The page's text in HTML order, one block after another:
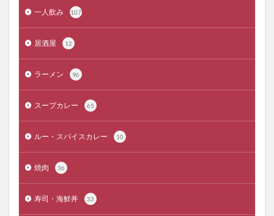
一人飲み 107
居酒屋 12
ラーメン 96
スープカレー 65
ルー・スパイスカレー 10
焼肉 36
寿司・海鮮丼 33